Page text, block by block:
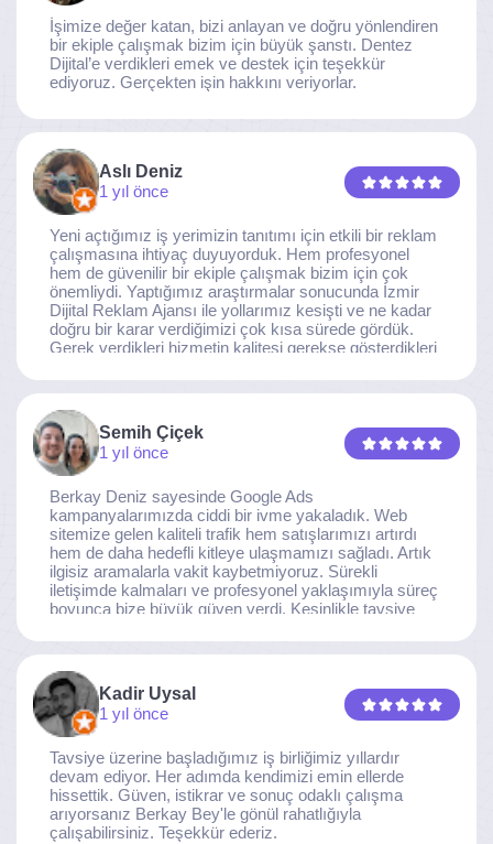
İşimize değer katan, bizi anlayan ve doğru yönlendiren
bir ekiple çalışmak bizim için büyük şanstı. Dentez
Dijital’e verdikleri emek ve destek için teşekkür
ediyoruz. Gerçekten işin hakkını veriyorlar.
Aslı Deniz
1 yıl önce
Yeni açtığımız iş yerimizin tanıtımı için etkili bir reklam
çalışmasına ihtiyaç duyuyorduk. Hem profesyonel
hem de güvenilir bir ekiple çalışmak bizim için çok
önemliydi. Yaptığımız araştırmalar sonucunda İzmir
Dijital Reklam Ajansı ile yollarımız kesişti ve ne kadar
doğru bir karar verdiğimizi çok kısa sürede gördük.
Gerek verdikleri hizmetin kalitesi gerekse gösterdikleri
noktaya ulaştı. Kaliteden asla taviz vermeyen, her
ekibine gönülden teşekkür ederiz.
Semih Çiçek
1 yıl önce
Berkay Deniz sayesinde Google Ads
kampanyalarımızda ciddi bir ivme yakaladık. Web
sitemize gelen kaliteli trafik hem satışlarımızı artırdı
hem de daha hedefli kitleye ulaşmamızı sağladı. Artık
ilgisiz aramalarla vakit kaybetmiyoruz. Sürekli
iletişimde kalmaları ve profesyonel yaklaşımıyla süreç
boyunca bize büyük güven verdi. Kesinlikle tavsiye
Kadir Uysal
1 yıl önce
Tavsiye üzerine başladığımız iş birliğimiz yıllardır
devam ediyor. Her adımda kendimizi emin ellerde
hissettik. Güven, istikrar ve sonuç odaklı çalışma
arıyorsanız Berkay Bey'le gönül rahatlığıyla
çalışabilirsiniz. Teşekkür ederiz.